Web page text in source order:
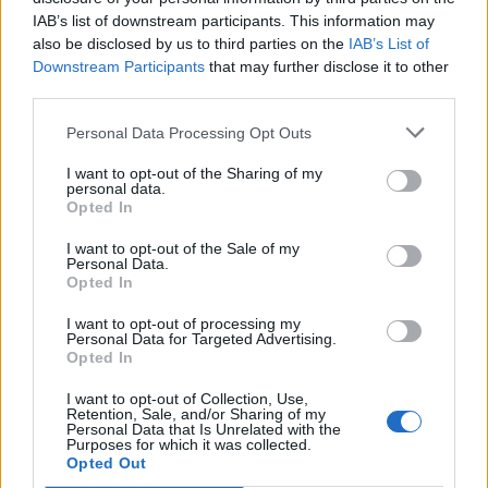
IAB’s list of downstream participants. This information may
also be disclosed by us to third parties on the IAB’s List of
Downstream Participants that may further disclose it to other
Personal Data Processing Opt Outs
I want to opt-out of the Sharing of my
personal data.
Opted In
I want to opt-out of the Sale of my
Personal Data.
Opted In
I want to opt-out of processing my
Personal Data for Targeted Advertising.
Opted In
I want to opt-out of Collection, Use,
Retention, Sale, and/or Sharing of my
Personal Data that Is Unrelated with the
Purposes for which it was collected.
Opted Out
ALTRE NOTIZIE DI VARESE
Temporali in arrivo su Alpi, Prealpi e